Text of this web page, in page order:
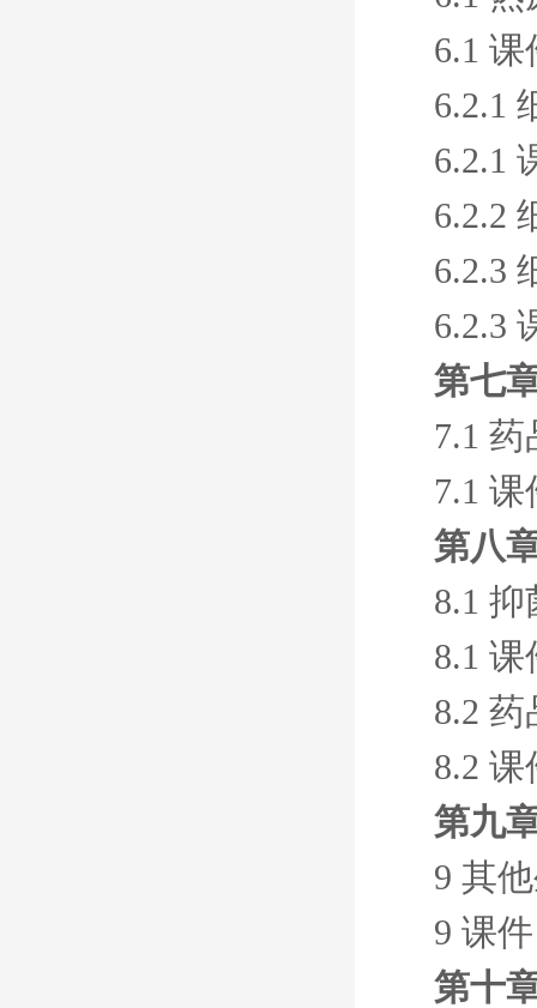
6.1 课
6.2.1
6.2.1
6.2.2
6.2.3
6.2.3
第七
7.1
7.1 课
第八
8.1
8.1 课
8.2
8.2 课
第九
9 其
9 课件
第十